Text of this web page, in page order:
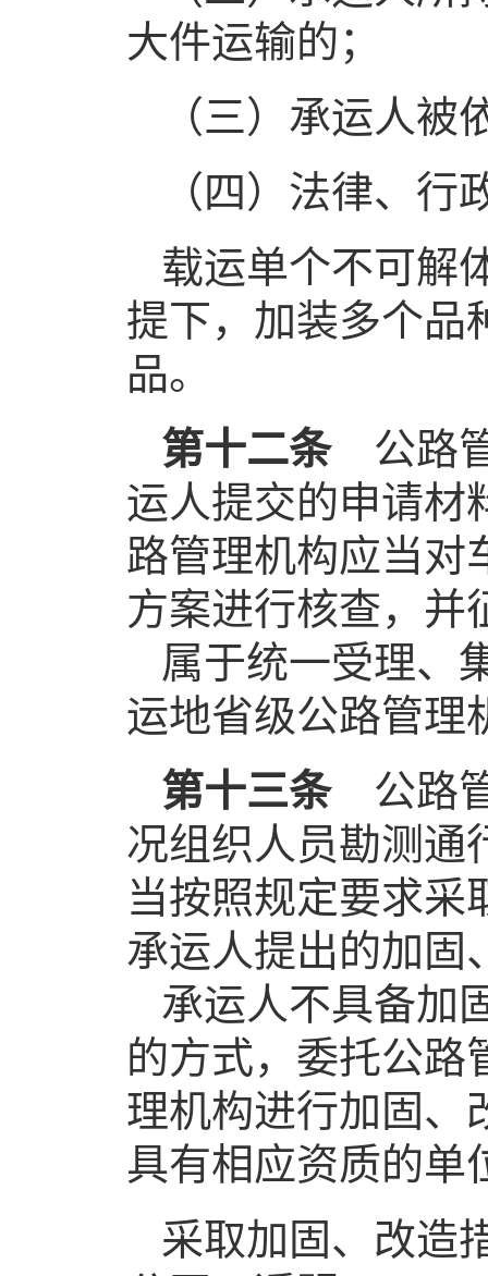
大件运输的；
（三）承运人
（四）法律、
载运单个不可解
提下，加装多个品
品。
第十二条公路管
运人提交的申请材
路管理机构应当对
方案进行核查，并
属于统一受理、
运地省级公路管理
第十三条公路管
况组织人员勘测通
当按照规定要求采
承运人提出的加固
承运人不具备加
的方式，委托公路
理机构进行加固、
具有相应资质的单
采取加固、改造